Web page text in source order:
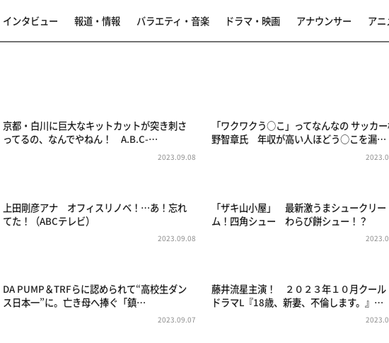
インタビュー 報道・情報 バラエティ・音楽 ドラマ・映画 アナウンサー アニ
京都・白川に巨大なキットカットが突き刺さ
ってるの、なんでやねん！ A.B.C-…
2023.09.08
「ワクワクう○こ」ってなんなの サッカ
野智章氏 年収が高い人ほどう○こを漏…
上田剛彦アナ オフィスリノベ！…あ！忘れ
てた！（ABCテレビ）
2023.09.08
「ザキ山小屋」 最新激うまシュークリー
ム！四角シュー わらび餅シュー！？
DA PUMP＆TRFらに認められて“高校生ダン
ス日本一”に。亡き母へ捧ぐ「鎮…
2023.09.07
藤井流星主演！ ２０２３年１０月クール
ドラマL『18歳、新妻、不倫します。』…